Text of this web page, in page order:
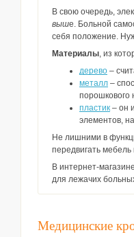
В свою очередь,
выше. Больной
себя положение.
Материалы, из
дерево –
металл –
порошкового
пластик – он
элементов,
Не лишними в
передвигать
В интернет-
для лежачих
Медицинские